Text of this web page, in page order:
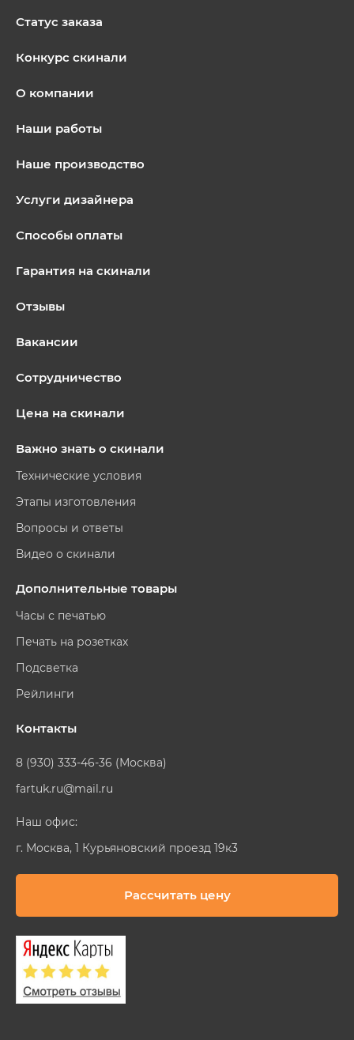
Статус заказа
Конкурс скинали
О компании
Наши работы
Наше производство
Услуги дизайнера
Способы оплаты
Гарантия на скинали
Отзывы
Вакансии
Сотрудничество
Цена на скинали
Важно знать о скинали
Технические условия
Этапы изготовления
Вопросы и ответы
Видео о скинали
Дополнительные товары
Часы с печатью
Печать на розетках
Подсветка
Рейлинги
Контакты
8 (930) 333-46-36 (Москва)
fartuk.ru@mail.ru
Наш офис:
г. Москва, 1 Курьяновский проезд 19к3
Рассчитать цену